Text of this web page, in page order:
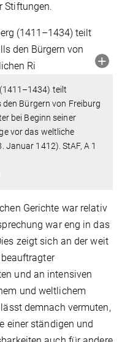
Stiftungen.
teilt
Bürgern von Freiburg
bei Beginn seiner
vor das weltliche
Januar 1412). StAF, A 1
Gerichte war relativ
war eng in das
zeigt sich an der weit
und an intensiven
und weltlichem
demnach vermuten,
einer ständigen und